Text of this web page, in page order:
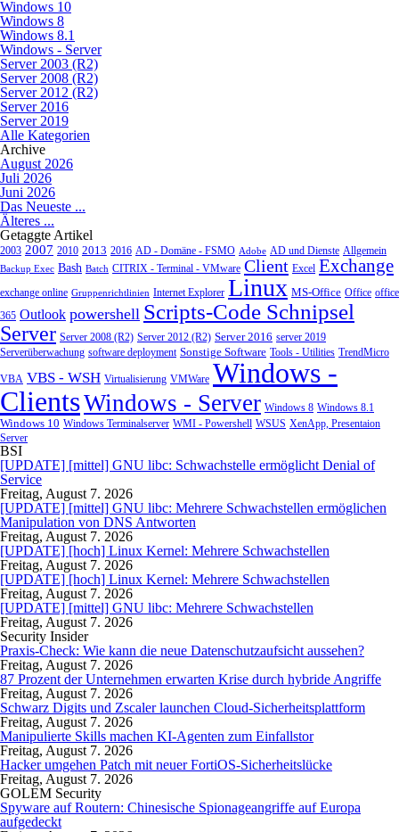
Windows 10
Windows 8
Windows 8.1
Windows - Server
Server 2003 (R2)
Server 2008 (R2)
Server 2012 (R2)
Server 2016
Server 2019
Alle Kategorien
Archive
August 2026
Juli 2026
Juni 2026
Das Neueste ...
Älteres ...
Getaggte Artikel
2003 2007 2010 2013 2016 AD - Domäne - FSMO Adobe AD und Dienste Allgemein
Backup Exec Bash Batch CITRIX - Terminal - VMware Client Excel Exchange
exchange online Gruppenrichtlinien Internet Explorer Linux MS-Office Office office
365 Outlook powershell Scripts-Code Schnipsel
Server Server 2008 (R2) Server 2012 (R2) Server 2016 server 2019
Serverüberwachung software deployment Sonstige Software Tools - Utilities TrendMicro
VBA VBS - WSH Virtualisierung VMWare Windows -
ClientsWindows - Server Windows 8 Windows 8.1
Windows 10 Windows Terminalserver WMI - Powershell WSUS XenApp, Presentaion
Server
BSI
[UPDATE] [mittel] GNU libc: Schwachstelle ermöglicht Denial of
Service
Freitag, August 7. 2026
[UPDATE] [mittel] GNU libc: Mehrere Schwachstellen ermöglichen
Manipulation von DNS Antworten
Freitag, August 7. 2026
[UPDATE] [hoch] Linux Kernel: Mehrere Schwachstellen
Freitag, August 7. 2026
[UPDATE] [hoch] Linux Kernel: Mehrere Schwachstellen
Freitag, August 7. 2026
[UPDATE] [mittel] GNU libc: Mehrere Schwachstellen
Freitag, August 7. 2026
Security Insider
Praxis-Check: Wie kann die neue Datenschutzaufsicht aussehen?
Freitag, August 7. 2026
87 Prozent der Unternehmen erwarten Krise durch hybride Angriffe
Freitag, August 7. 2026
Schwarz Digits und Zscaler launchen Cloud-Sicherheitsplattform
Freitag, August 7. 2026
Manipulierte Skills machen KI-Agenten zum Einfallstor
Freitag, August 7. 2026
Hacker umgehen Patch mit neuer FortiOS-Sicherheitslücke
Freitag, August 7. 2026
GOLEM Security
Spyware auf Routern: Chinesische Spionageangriffe auf Europa
aufgedeckt